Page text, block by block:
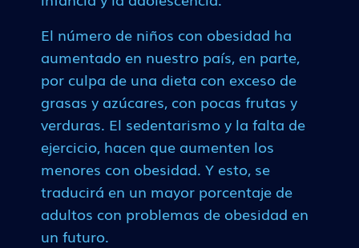
El número de niños con obesidad ha
aumentado en nuestro país, en parte,
por culpa de una dieta con exceso de
grasas y azúcares, con pocas frutas y
verduras. El sedentarismo y la falta de
ejercicio, hacen que aumenten los
menores con obesidad. Y esto, se
traducirá en un mayor porcentaje de
adultos con problemas de obesidad en
un futuro.